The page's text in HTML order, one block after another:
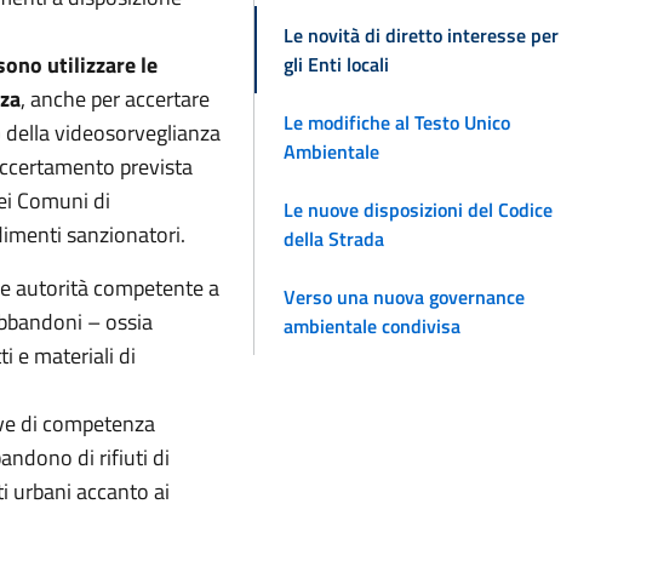
utilizzare le
, anche per accertare
videosorveglianza
prevista
Comuni di
sanzionatori.
autorità competente a
– ossia
e materiali di
di competenza
di rifiuti di
urbani accanto ai
Le novità di diretto interesse per
gli Enti locali
Le modifiche al Testo Unico
Ambientale
Le nuove disposizioni del Codice
della Strada
Verso una nuova governance
ambientale condivisa